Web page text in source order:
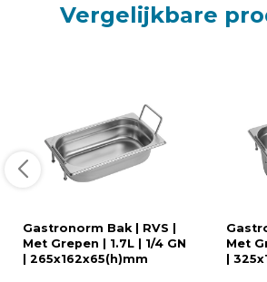
Vergelijkbare
Gastronorm Bak | RVS |
Met Grepen | 1.7L | 1/4 GN
| 265x162x65(h)mm
Met
|